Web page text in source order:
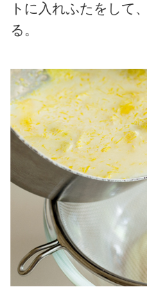
トに入れふたをして
る。